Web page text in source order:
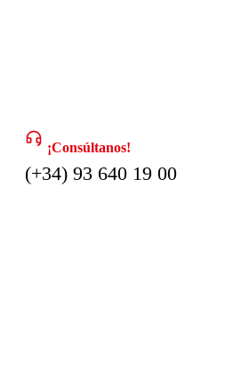
¡Consúltanos!
(+34) 93 640 19 00